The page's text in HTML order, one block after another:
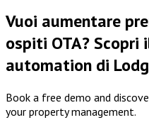
Vuoi aumentare
ospiti OTA? Scopri
automation di
Book a free demo and
your property management.